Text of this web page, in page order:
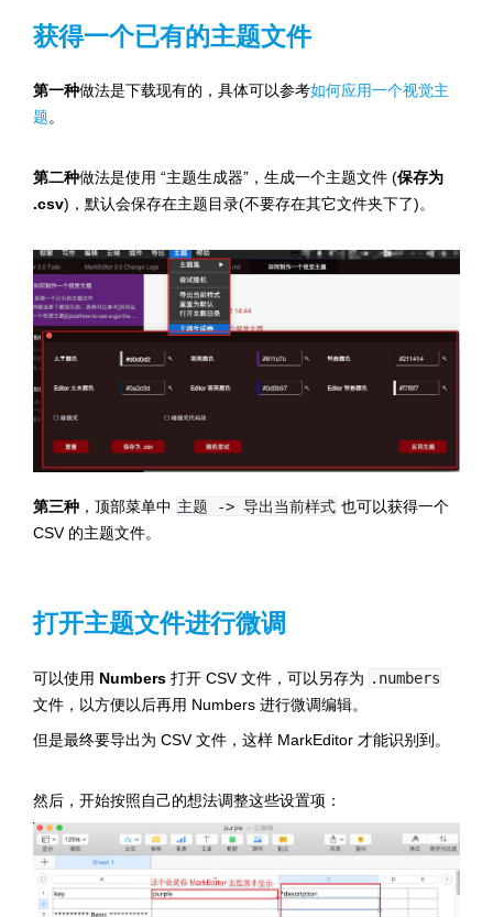
获得一个已有的主题文件
第一种做法是下载现有的，具体可以参考如何应用一个视觉主
题。
第二种做法是使用 “主题生成器”，生成一个主题文件 (保存为
.csv)，默认会保存在主题目录(不要存在其它文件夹下了)。
第三种 ，顶部菜单中 主题 -> 导出当前样式 也可以获得一个
CSV 的主题文件。
打开主题文件进行微调
可以使用 Numbers 打开 CSV 文件，可以另存为 .numbers
文件，以方便以后再用 Numbers 进行微调编辑。
但是最终要导出为 CSV 文件，这样 MarkEditor 才能识别到。
然后，开始按照自己的想法调整这些设置项：